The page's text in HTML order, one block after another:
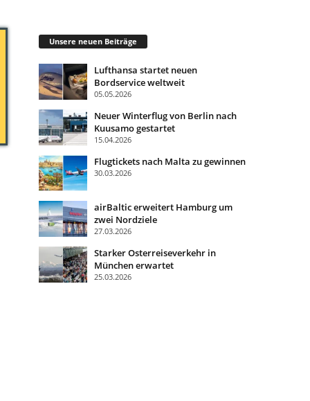
Unsere neuen Beiträge
Lufthansa startet neuen
Bordservice weltweit
05.05.2026
Neuer Winterflug von Berlin nach
Kuusamo gestartet
15.04.2026
Flugtickets nach Malta zu gewinnen
30.03.2026
airBaltic erweitert Hamburg um
zwei Nordziele
27.03.2026
Starker Osterreiseverkehr in
München erwartet
25.03.2026